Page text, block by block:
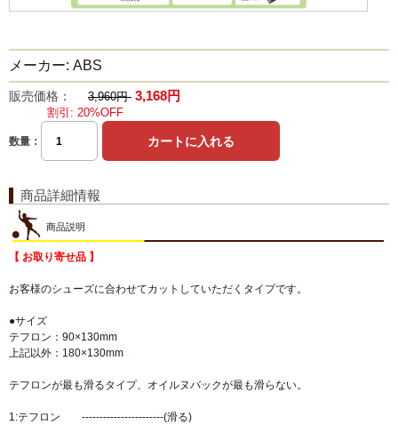
メーカー: ABS
販売価格： 3,960円 3,168円
割引: 20%OFF
数量：
商品詳細情報
商品説明
【 お取り寄せ品 】
お客様のシューズに合わせてカットしていただくタイプです。
●サイズ
テフロン：90×130mm
上記以外：180×130mm
テフロンが最も滑るタイプ、オイルヌバックが最も滑らない。
1:テフロン -----------------------(滑る)